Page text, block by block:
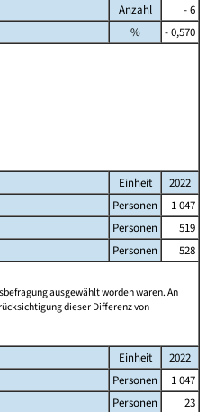
Anzahl
- 6
%
- 0,570
Einheit
2022
Personen
1 047
Personen
519
Personen
528
ausgewählt worden waren. An
dieser Differenz von
Einheit
2022
Personen
1 047
Personen
23